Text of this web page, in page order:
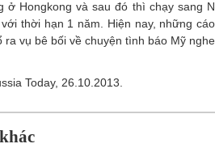
ở Hongkong và sau đó thì chạy sang
thời hạn 1 năm. Hiện nay, những
ra vụ bê bối về chuyện tình báo Mỹ
Today, 26.10.2013.